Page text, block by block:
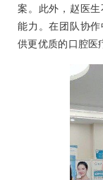
案。此外，赵医
能力。在团队协
供更优质的口腔医